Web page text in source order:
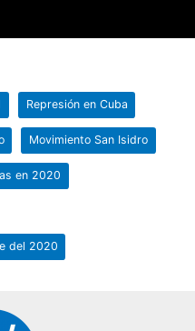
Represión en Cuba
Movimiento San Isidro
en 2020
del 2020